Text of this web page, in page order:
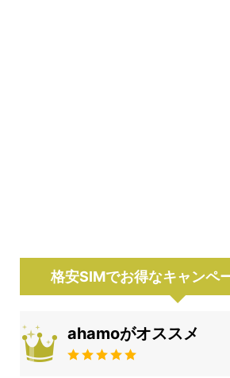
格安SIMでお得なキャンペ
ahamoがオススメ